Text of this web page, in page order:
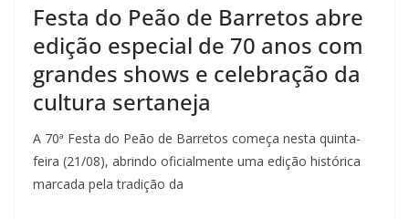
Festa do Peão de Barretos abre
edição especial de 70 anos com
grandes shows e celebração da
cultura sertaneja
A 70ª Festa do Peão de Barretos começa nesta quinta-
feira (21/08), abrindo oficialmente uma edição histórica
marcada pela tradição da